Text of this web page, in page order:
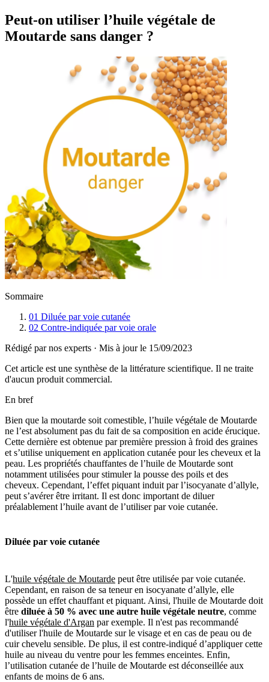
Peut-on utiliser l’huile végétale de
Moutarde sans danger ?
Sommaire
01 Diluée par voie cutanée
02 Contre-indiquée par voie orale
Rédigé par nos experts · Mis à jour le 15/09/2023
Cet article est une synthèse de la littérature scientifique. Il ne traite
d'aucun produit commercial.
En bref
Bien que la moutarde soit comestible, l’huile végétale de Moutarde
ne l’est absolument pas du fait de sa composition en acide érucique.
Cette dernière est obtenue par première pression à froid des graines
et s’utilise uniquement en application cutanée pour les cheveux et la
peau. Les propriétés chauffantes de l’huile de Moutarde sont
notamment utilisées pour stimuler la pousse des poils et des
cheveux. Cependant, l’effet piquant induit par l’isocyanate d’allyle,
peut s’avérer être irritant. Il est donc important de diluer
préalablement l’huile avant de l’utiliser par voie cutanée.
Diluée par voie cutanée
L'huile végétale de Moutarde peut être utilisée par voie cutanée.
Cependant, en raison de sa teneur en isocyanate d’allyle, elle
possède un effet chauffant et piquant. Ainsi, l'huile de Moutarde doit
être diluée à 50 % avec une autre huile végétale neutre, comme
l'huile végétale d'Argan par exemple. Il n'est pas recommandé
d'utiliser l'huile de Moutarde sur le visage et en cas de peau ou de
cuir chevelu sensible. De plus, il est contre-indiqué d’appliquer cette
huile au niveau du ventre pour les femmes enceintes. Enfin,
l’utilisation cutanée de l’huile de Moutarde est déconseillée aux
enfants de moins de 6 ans.